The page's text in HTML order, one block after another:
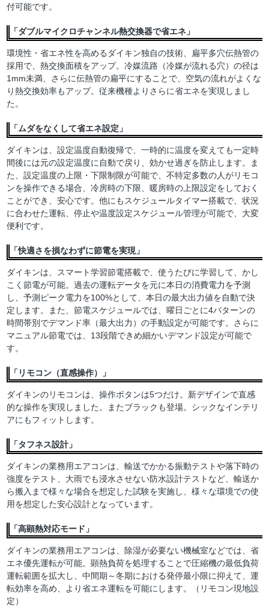
付可能です。
「ダブルマイクロチャンネル熱交換器で省エネ」
環境性・省エネ性を高めるダイキン独自の技術、扁平多穴伝熱管の
採用で、熱交換面積をアップ。冷媒流路（冷媒が流れる穴）の径は
1mm未満、さらに伝熱管の扁平にすることで、空気の流れがよくな
り熱交換効率もアップ。従来機種よりさらに省エネを実現しまし
た。
「ムダをなくして省エネ設定」
ダイキンは、設定温度自動復帰で、一時的に温度を変えても一定時
間後には元の設定温度に自動で戻り、効かせ過ぎを防止します。ま
た、設定温度の上限・下限制限が可能で、不特定多数の人がリモコ
ンを操作できる場合、冷房時の下限、暖房時の上限設定をしておく
ことができ、安心です。他にもスケジュールタイマー搭載で、状況
に合わせた運転、停止や温度設定スケジュール管理が可能で、大変
便利です。
「快適さを損なわずに節電を実現」
ダイキンは、スマート学習節電搭載で、使うたびに学習して、かし
こく節電が可能。過去の運転データを元に本日の消費電力を予測
し、予測ピーク電力を100%として、本日の最大出力値を自動で決
定します。また、節電スケジュールでは、曜日ごとに4パターンの
時間帯別でデマンド率（最大出力）の手動設定が可能です。さらに
マニュアル節電では、13段階できめ細かいデマンド設定が可能で
す。
「リモコン（直感操作）」
ダイキンのリモコンは、操作ボタンは5つだけ。新デザインで直感
的な操作を実現しました。またブラックも登場。シックなインテリ
アにもフィットします。
「タフネス設計」
ダイキンの業務用エアコンは、輸送でかかる振動テストや落下時の
強度をテスト、大雨でも浸水させない防水設計テストなど、輸送か
ら搬入まで様々な場合を想定した試験を実施し、様々な環境での使
用を想定した安心設計となっています。
「高顕熱対応モード」
ダイキンの業務用エアコンは、除湿が必要ない機械室などでは、省
エネ優先運転が可能。顕熱負荷を処理することで圧縮機の最低負荷
運転範囲を拡大し、中間期～冬期における発停最小限に抑えて、運
転効率を高め、より省エネ運転を可能にします。（リモコン現地設
定）